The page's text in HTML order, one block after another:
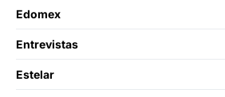
Edomex
Entrevistas
Estelar